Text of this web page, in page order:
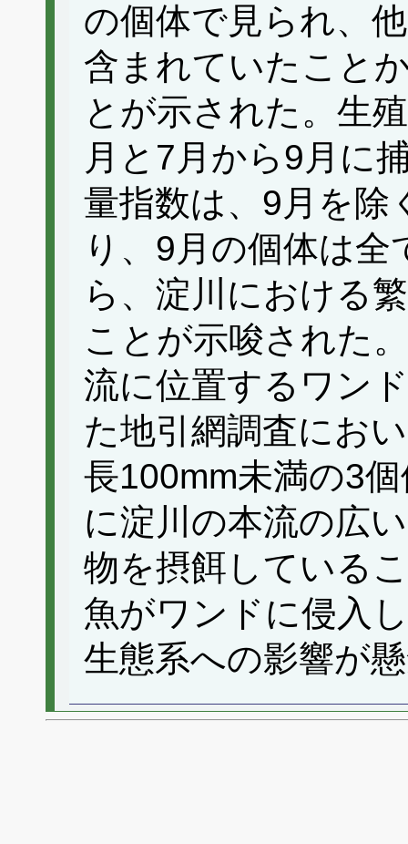
の個体で見られ、
含まれていたこと
とが示された。生
月と7月から9月に
量指数は、9月を除
り、9月の個体は
ら、淀川における
ことが示唆された
流に位置するワン
た地引網調査にお
長100mm未満の3
に淀川の本流の広
物を摂餌している
魚がワンドに侵入
生態系への影響が